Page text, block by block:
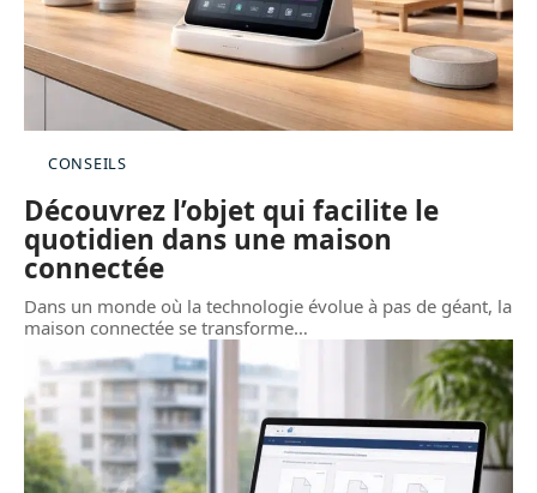
CONSEILS
Découvrez l’objet qui facilite le
quotidien dans une maison
connectée
Dans un monde où la technologie évolue à pas de géant, la
maison connectée se transforme…